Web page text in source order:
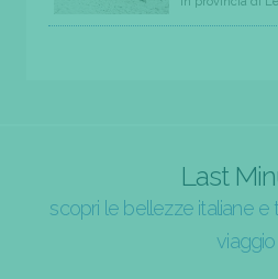
Last
scopri le bellezze italiane e
viaggio